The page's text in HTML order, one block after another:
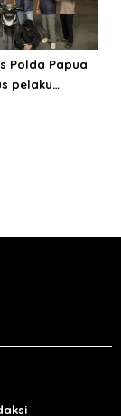
Polda Papua
pelaku